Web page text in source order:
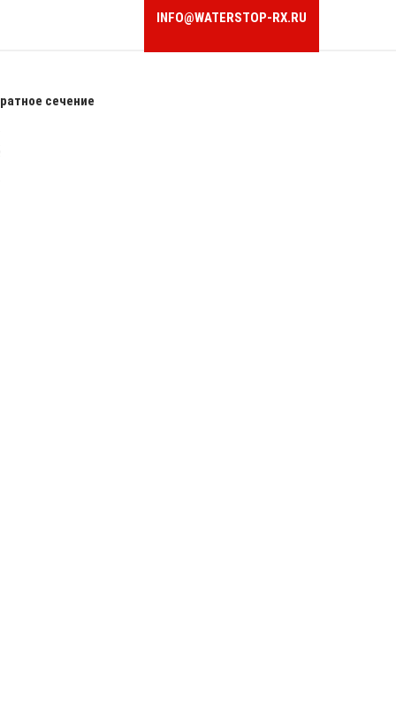
INFO@WATERSTOP-RX.RU
сечение